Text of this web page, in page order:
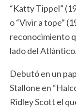
“Katty Tippel”
o “Vivir a tope”
reconocimiento
lado del Atlántico.
Debutó en un
Stallone en
Ridley Scott el